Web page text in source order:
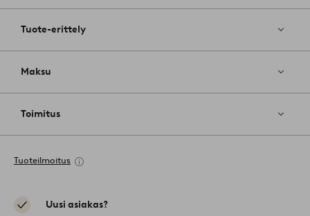
Tuote-erittely
Maksu
Toimitus
Tuoteilmoitus
Uusi asiakas?